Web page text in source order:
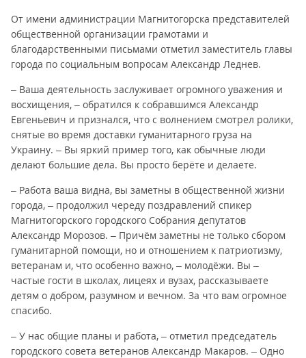
От имени администрации Магнитогорска представителей
общественной организации грамотами и
благодарственными письмами отметил заместитель главы
города по социальным вопросам Александр Леднев.
– Ваша деятельность заслуживает огромного уважения и
восхищения, – обратился к собравшимся Александр
Евгеньевич и признался, что с волнением смотрел ролики,
снятые во время доставки гуманитарного груза на
Украину. – Вы яркий пример того, как обычные люди
делают большие дела. Вы просто берёте и делаете.
– Работа ваша видна, вы заметны в общественной жизни
города, – продолжил череду поздравлений спикер
Магнитогорского городского Собрания депутатов
Александр Морозов. – Причём заметны не только сбором
гуманитарной помощи, но и отношением к патриотизму,
ветеранам и, что особенно важно, – молодёжи. Вы –
частые гости в школах, лицеях и вузах, рассказываете
детям о добром, разумном и вечном. За что вам огромное
спасибо.
– У нас общие планы и работа, – отметил председатель
городского совета ветеранов Александр Макаров. – Одно